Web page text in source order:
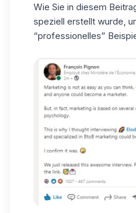
Wie Sie in diesem
speziell erstellt wurde,
“professionelles”